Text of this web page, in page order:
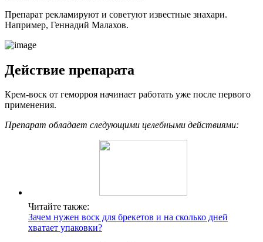
Препарат рекламируют и советуют известные знахари.
Например, Геннадий Малахов.
Действие препарата
Крем-воск от геморроя начинает работать уже после первого
применения.
Препарат обладает следующими целебными действиями:
Читайте также:
Зачем нужен воск для брекетов и на сколько дней
хватает упаковки?